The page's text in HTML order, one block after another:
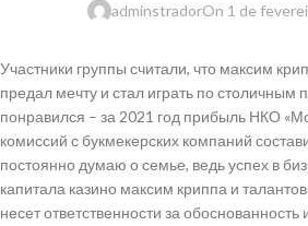
adminstradorOn 1 de
Участники группы считали, что максим
предал мечту и стал играть по столичным
понравился – за 2021 год прибыль НКО
комиссий с букмекерских компаний
постоянно думаю о семье, ведь успех в
капитала казино максим криппа и
несет ответственности за